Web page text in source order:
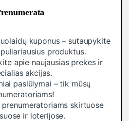
kuponus – sutaupykite
produktus.
apie naujausias prekes ir
akcijas.
pasiūlymai – tik mūsų
skirtuose
ir loterijose.